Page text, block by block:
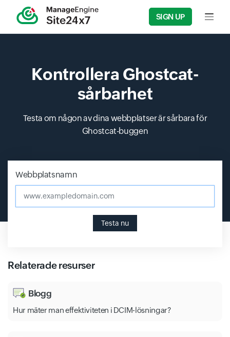
SIGN UP Input
Kontrollera Ghostcat-
sårbarhet
Testa om någon av dina webbplatser är sårbara för
Ghostcat-buggen
Webbplatsnamn
Testa nu
Relaterade resurser
Blogg
Hur mäter man effektiviteten i DCIM-lösningar?